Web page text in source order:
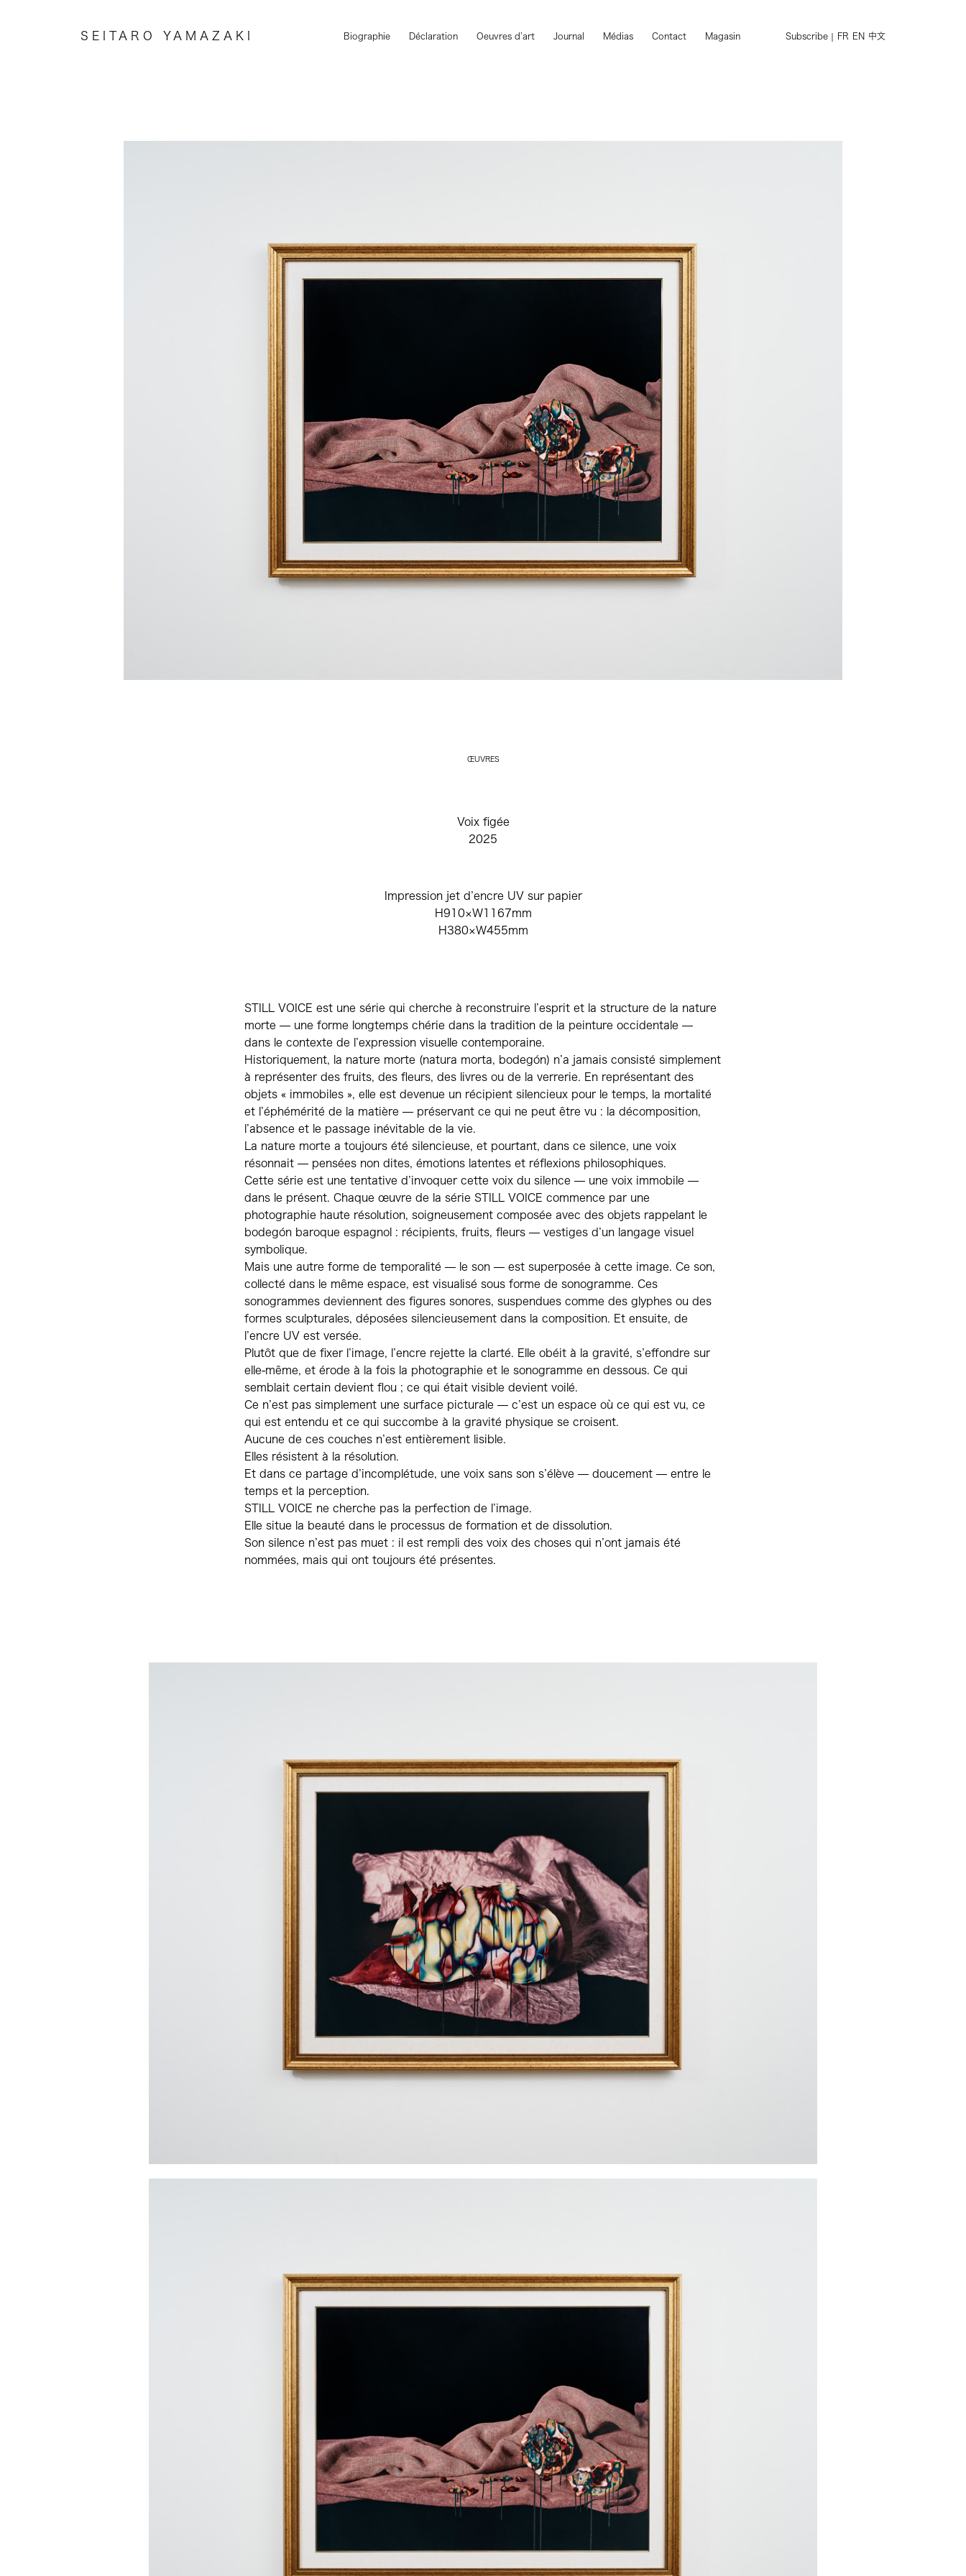
SEITARO YAMAZAKI Biographie Déclaration Oeuvres d’art Journal Médias Contact Magasin Subscribe FR EN 中文
ŒUVRES
Voix figée
2025
Impression jet d’encre UV sur papier
H910×W1167mm
H380×W455mm
STILL VOICE est une série qui cherche à reconstruire l’esprit et la structure de la nature
morte — une forme longtemps chérie dans la tradition de la peinture occidentale —
dans le contexte de l’expression visuelle contemporaine.
Historiquement, la nature morte (natura morta, bodegón) n’a jamais consisté simplement
à représenter des fruits, des fleurs, des livres ou de la verrerie. En représentant des
objets « immobiles », elle est devenue un récipient silencieux pour le temps, la mortalité
et l’éphémérité de la matière — préservant ce qui ne peut être vu : la décomposition,
l’absence et le passage inévitable de la vie.
La nature morte a toujours été silencieuse, et pourtant, dans ce silence, une voix
résonnait — pensées non dites, émotions latentes et réflexions philosophiques.
Cette série est une tentative d’invoquer cette voix du silence — une voix immobile —
dans le présent. Chaque œuvre de la série STILL VOICE commence par une
photographie haute résolution, soigneusement composée avec des objets rappelant le
bodegón baroque espagnol : récipients, fruits, fleurs — vestiges d’un langage visuel
symbolique.
Mais une autre forme de temporalité — le son — est superposée à cette image. Ce son,
collecté dans le même espace, est visualisé sous forme de sonogramme. Ces
sonogrammes deviennent des figures sonores, suspendues comme des glyphes ou des
formes sculpturales, déposées silencieusement dans la composition. Et ensuite, de
l’encre UV est versée.
Plutôt que de fixer l’image, l’encre rejette la clarté. Elle obéit à la gravité, s’effondre sur
elle-même, et érode à la fois la photographie et le sonogramme en dessous. Ce qui
semblait certain devient flou ; ce qui était visible devient voilé.
Ce n’est pas simplement une surface picturale — c’est un espace où ce qui est vu, ce
qui est entendu et ce qui succombe à la gravité physique se croisent.
Aucune de ces couches n’est entièrement lisible.
Elles résistent à la résolution.
Et dans ce partage d’incomplétude, une voix sans son s’élève — doucement — entre le
temps et la perception.
STILL VOICE ne cherche pas la perfection de l’image.
Elle situe la beauté dans le processus de formation et de dissolution.
Son silence n’est pas muet : il est rempli des voix des choses qui n’ont jamais été
nommées, mais qui ont toujours été présentes.